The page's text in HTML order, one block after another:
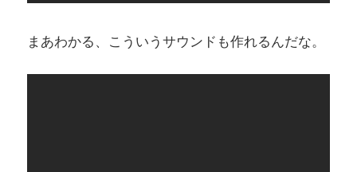
まあわかる、こういうサウンドも作れるんだな。